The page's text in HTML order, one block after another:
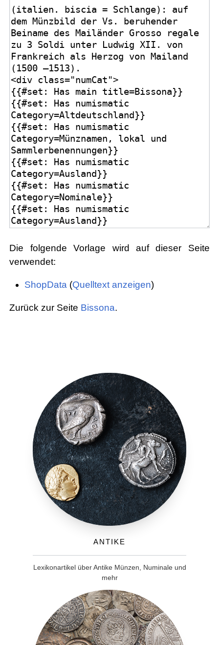
Die folgende Vorlage wird auf dieser Seite
verwendet:
ShopData(Quelltext anzeigen)
Zurück zur Seite Bissona.
Antike
Lexikonartikel über Antike Münzen, Numinale und
mehr